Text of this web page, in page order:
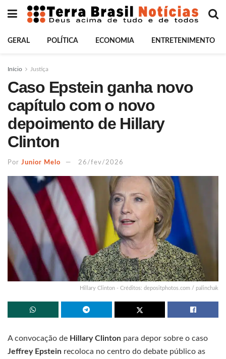
GERAL POLÍTICA ECONOMIA ENTRETENIMENTO
Início Justiça
Caso Epstein ganha novo
capítulo com o novo
depoimento de Hillary
Clinton
Por Junior Melo 26/fev/2026
Hillary Clinton - Créditos: depositphotos.com / palinchak
A convocação de Hillary Clinton para depor sobre o caso
Jeffrey Epstein recoloca no centro do debate público as